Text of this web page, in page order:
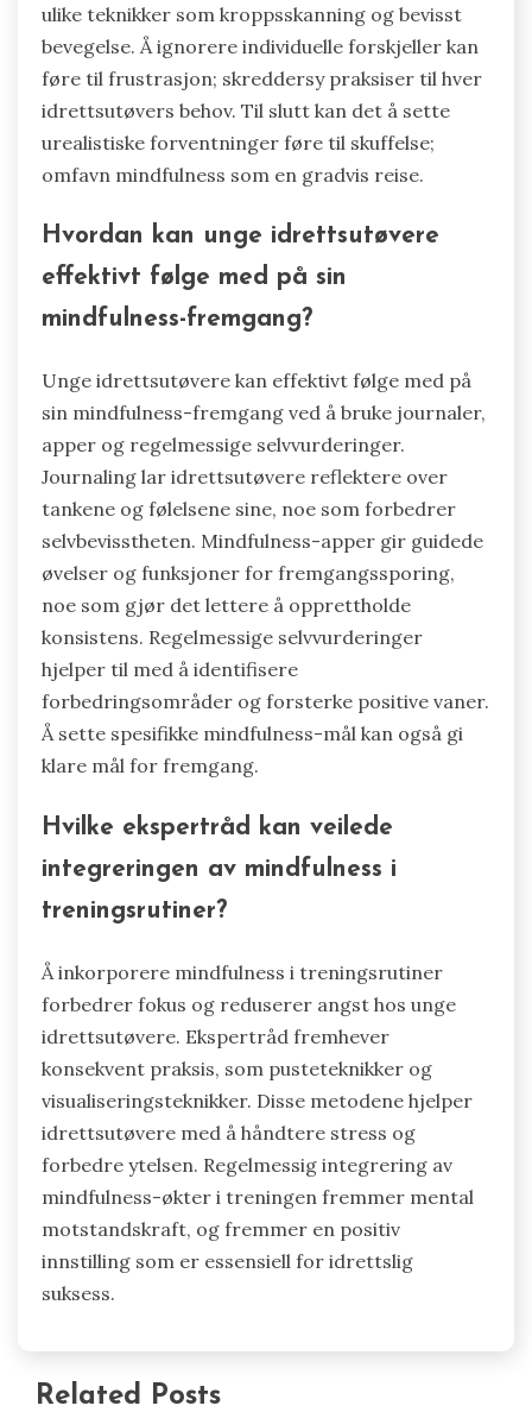
ulike teknikker som kroppsskanning og bevisst
bevegelse. Å ignorere individuelle forskjeller kan
føre til frustrasjon; skreddersy praksiser til hver
idrettsutøvers behov. Til slutt kan det å sette
urealistiske forventninger føre til skuffelse;
omfavn mindfulness som en gradvis reise.
Hvordan kan unge idrettsutøvere
effektivt følge med på sin
mindfulness-fremgang?
Unge idrettsutøvere kan effektivt følge med på
sin mindfulness-fremgang ved å bruke journaler,
apper og regelmessige selvvurderinger.
Journaling lar idrettsutøvere reflektere over
tankene og følelsene sine, noe som forbedrer
selvbevisstheten. Mindfulness-apper gir guidede
øvelser og funksjoner for fremgangssporing,
noe som gjør det lettere å opprettholde
konsistens. Regelmessige selvvurderinger
hjelper til med å identifisere
forbedringsområder og forsterke positive vaner.
Å sette spesifikke mindfulness-mål kan også gi
klare mål for fremgang.
Hvilke ekspertråd kan veilede
integreringen av mindfulness i
treningsrutiner?
Å inkorporere mindfulness i treningsrutiner
forbedrer fokus og reduserer angst hos unge
idrettsutøvere. Ekspertråd fremhever
konsekvent praksis, som pusteteknikker og
visualiseringsteknikker. Disse metodene hjelper
idrettsutøvere med å håndtere stress og
forbedre ytelsen. Regelmessig integrering av
mindfulness-økter i treningen fremmer mental
motstandskraft, og fremmer en positiv
innstilling som er essensiell for idrettslig
suksess.
Related Posts